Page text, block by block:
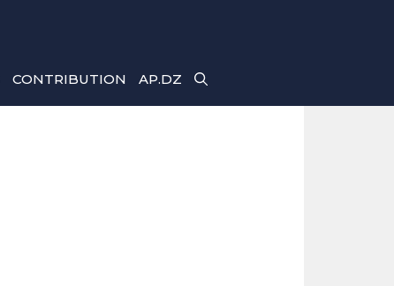
CONTRIBUTION AP.DZ